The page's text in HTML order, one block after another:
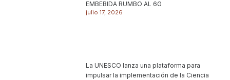
EMBEBIDA RUMBO AL 6G
julio 17, 2026
La UNESCO lanza una plataforma para
impulsar la implementación de la Ciencia